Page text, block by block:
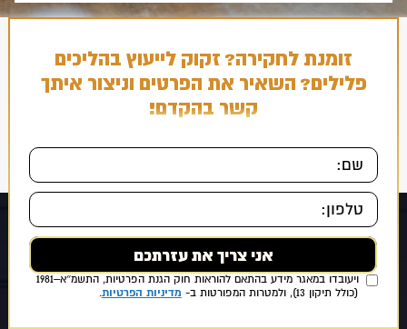
זומנת לחקירה? זקוק לייעוץ בהליכים
פלילים? השאיר את הפרטים וניצור איתך
קשר בהקדם!
אני מאשר/ת כי ידוע לי ומוסכם עלי כי הפרטים שמסרתי ייאספו, יוחזקו
ויעובדו במאגר מידע בהתאם להוראות חוק הגנת הפרטיות, התשמ״א–1981
(כולל תיקון 13), ולמטרות המפורטות ב-
מדיניות הפרטיות.